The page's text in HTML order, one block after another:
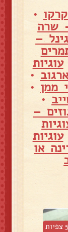
•
שרה
–
עוגיות
•
ממן •
•
–
עוגיות
או